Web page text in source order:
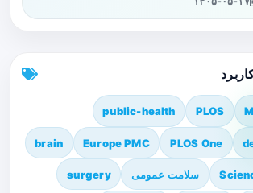
PLOS
public-health
PLOS One
Europe PMC
brain
سلامت عمومی surgery